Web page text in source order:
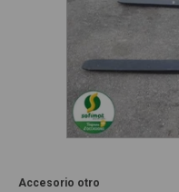
Accesorio otro